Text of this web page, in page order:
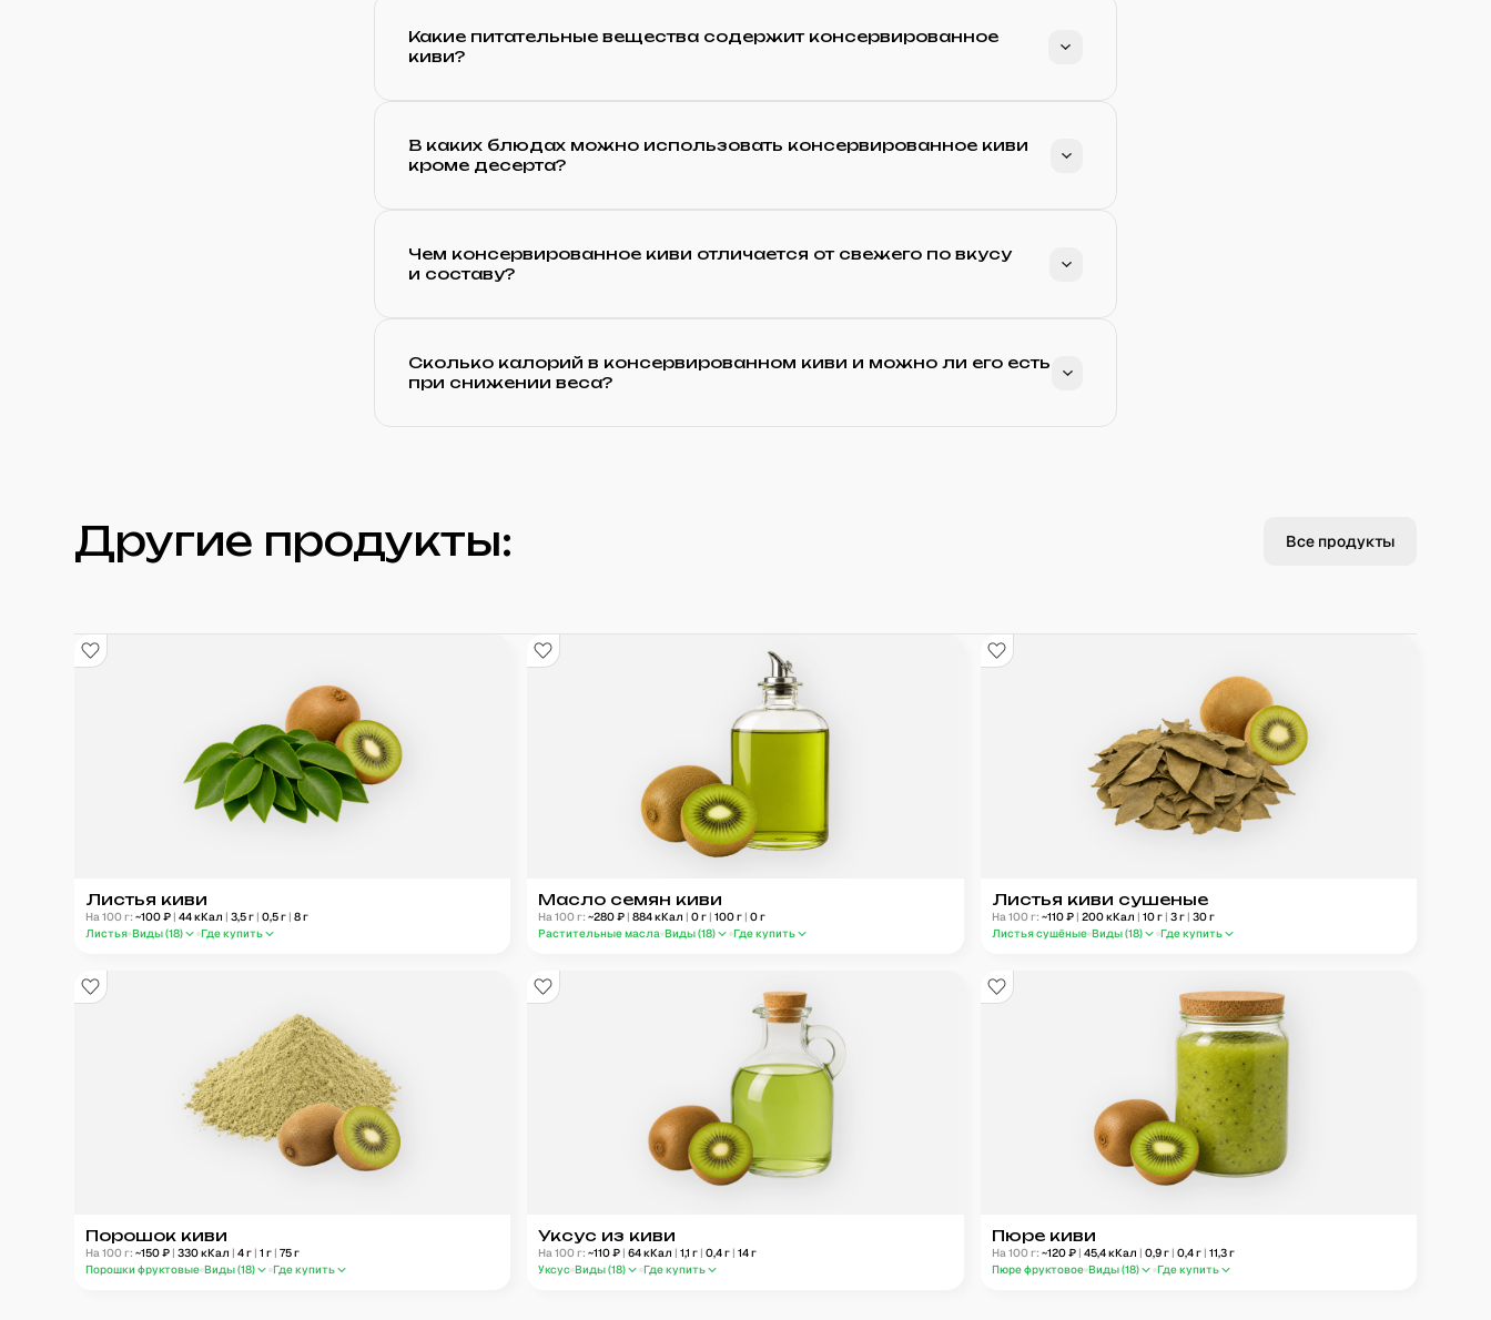
Какие питательные вещества содержит консервированное
киви?
В каких блюдах можно использовать консервированное киви
кроме десерта?
Чем консервированное киви отличается от свежего по вкусу
и составу?
Сколько калорий в консервированном киви и можно ли его есть
при снижении веса?
Другие продукты: Все продукты
Листья киви
На 100 г: ~100₽ | 44кКал | 3,5г | 0,5г | 8г
Листья Виды (18) Где купить
Масло семян киви
На 100 г: ~280₽ | 884кКал | 0г | 100г | 0г
Растительные масла Виды (18) Где купить
Листья киви сушеные
На 100 г: ~110₽ | 200кКал | 10г | 3г | 30г
Листья сушёные Виды (18) Где купить
Порошок киви
На 100 г: ~150₽ | 330кКал | 4г | 1 г | 75г
Порошки фруктовые Виды (18) Где купить
Уксус из киви
На 100 г: ~110₽ | 64кКал | 1,1 г | 0,4г | 14г
Уксус Виды (18) Где купить
Пюре киви
На 100 г: ~120₽ | 45,4кКал | 0,9г | 0,4г | 11,3г
Пюре фруктовое Виды (18) Где купить